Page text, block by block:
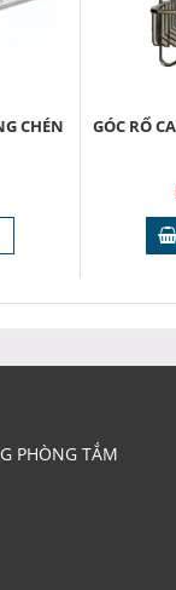
CHÉN
GÓC RỔ
PHÒNG TẮM